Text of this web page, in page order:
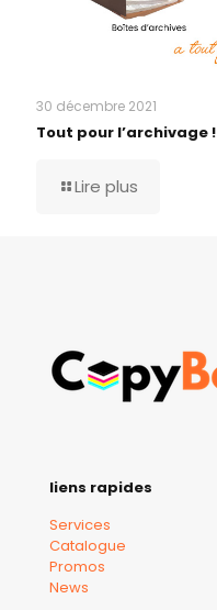
30 décembre 2021
Tout pour l’archivage !
Lire plus
liens rapides
Services
Catalogue
Promos
News